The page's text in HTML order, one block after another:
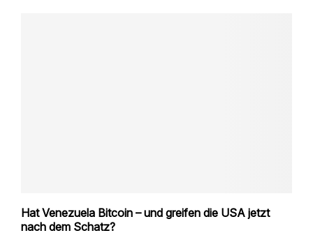
Hat Venezuela Bitcoin – und greifen die USA jetzt
nach dem Schatz?